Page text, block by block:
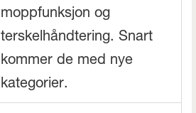
moppfunksjon og
terskelhåndtering. Snart
kommer de med nye
kategorier.